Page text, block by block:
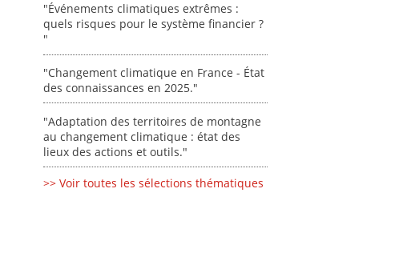
"Événements climatiques extrêmes :
quels risques pour le système financier ?
"
"Changement climatique en France - État
des connaissances en 2025."
"Adaptation des territoires de montagne
au changement climatique : état des
lieux des actions et outils."
>> Voir toutes les sélections thématiques